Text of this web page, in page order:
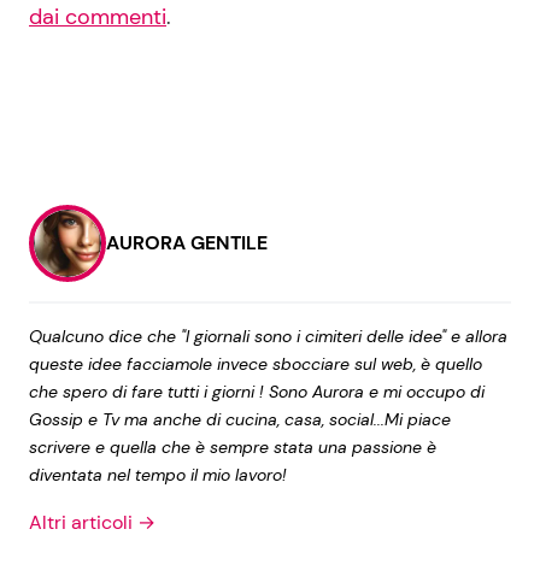
dai commenti.
AURORA GENTILE
Qualcuno dice che "I giornali sono i cimiteri delle idee" e allora
queste idee facciamole invece sbocciare sul web, è quello
che spero di fare tutti i giorni ! Sono Aurora e mi occupo di
Gossip e Tv ma anche di cucina, casa, social...Mi piace
scrivere e quella che è sempre stata una passione è
diventata nel tempo il mio lavoro!
Altri articoli →